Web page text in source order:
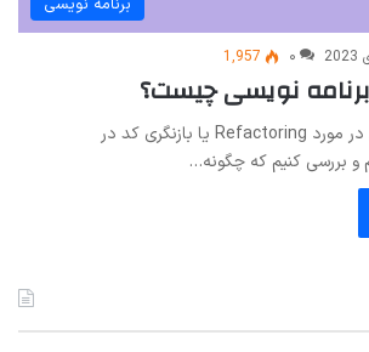
۰ 1,957
در اینجا، ما قصد داریم در مورد Refactoring یا بازنگری کد در
و بررسی کنیم که چگونه…